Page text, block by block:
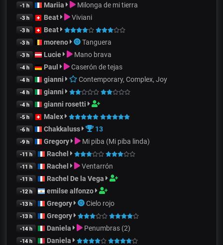
-1 h Mariia Milonga de mi tierra
-3 h Beat Viviani
-3 h Beat
-3 h moreno Tanguera
-3 h Lucie Mano brava
-4 h Paul Caserón de tejas
-4 h gianni Contemporary, Complex, Joy
-4 h gianni
-4 h gianni rosetti
-5 h Malex
-6 h Chakkaluss 13
-9 h Gregory Mi piba (Mi piba linda)
-11 h Rachel
-11 h Rachel Ventarrón
-11 h Rachel De la Vega
-12 h emilse alfonzo
-13 h Gregory Cielo rojo
-13 h Gregory
-14 h Daniela Penumbras (2)
-14 h Daniela